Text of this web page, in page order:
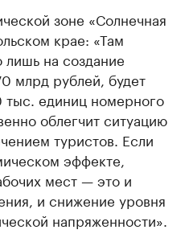
зоне «Солнечная
крае: «Там
лишь на создание
млрд рублей, будет
тыс. единиц номерного
облегчит ситуацию
туристов. Если
эффекте,
мест — это и
и снижение уровня
напряженности».